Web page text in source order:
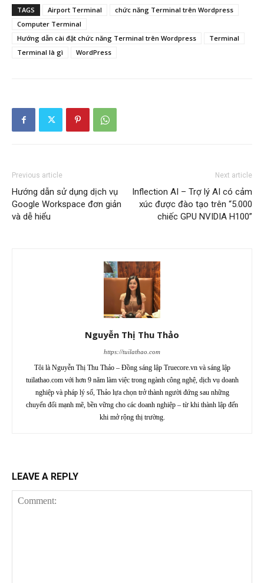
TAGS Airport Terminal
chức năng Terminal trên Wordpress
Computer Terminal
Hướng dẫn cài đặt chức năng Terminal trên Wordpress
Terminal
Terminal là gì
WordPress
Previous article
Hướng dẫn sử dụng dịch vụ
Google Workspace đơn giản
và dễ hiểu
Next article
Inflection AI – Trợ lý AI có cảm
xúc được đào tạo trên “5.000
chiếc GPU NVIDIA H100”
Nguyễn Thị Thu Thảo
https://tuilathao.com
Tôi là Nguyễn Thị Thu Thảo – Đồng sáng lập Truecore.vn và sáng lập
tuilathao.com với hơn 9 năm làm việc trong ngành công nghệ, dịch vụ doanh
nghiệp và pháp lý số, Thảo lựa chọn trở thành người đứng sau những
chuyển đổi mạnh mẽ, bền vững cho các doanh nghiệp – từ khi thành lập đến
khi mở rộng thị trường.
LEAVE A REPLY